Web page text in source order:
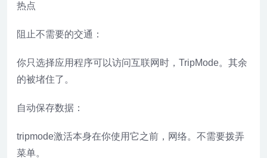
热点
阻止不需要的交通：
你只选择应用程序可以访问互联网时，TripMode。其余
的被堵住了。
自动保存数据：
tripmode激活本身在你使用它之前，网络。不需要拨弄
菜单。